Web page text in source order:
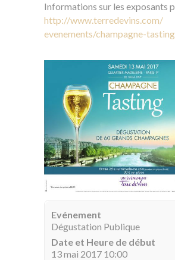
Informations sur les exposants
http://www.terredevins.com/
evenements/champagne-
Evénement
Dégustation Publique
Date et Heure de début
13 mai 2017 10:00